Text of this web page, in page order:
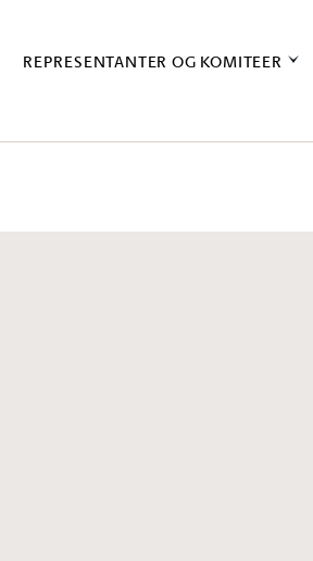
REPRESENTANTER OG KOMITEER